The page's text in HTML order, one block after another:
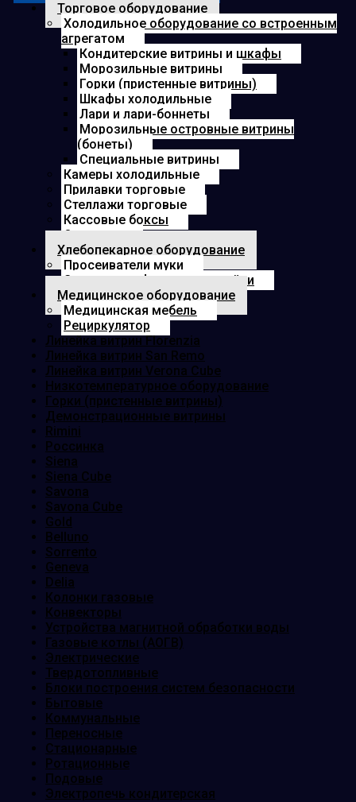
Торговое оборудование
Холодильное оборудование со встроенным
агрегатом
Кондитерские витрины и шкафы
Морозильные витрины
Горки (пристенные витрины)
Шкафы холодильные
Лари и лари-боннеты
Морозильные островные витрины
(бонеты)
Специальные витрины
Камеры холодильные
Прилавки торговые
Стеллажи торговые
Кассовые боксы
Озонатор
Хлебопекарное оборудование
Просеиватели муки
Электрошкафы для расстойки
Медицинское оборудование
Медицинская мебель
Рециркулятор
Линейка витрин Florenzia
Линейка витрин San Remo
Линейка витрин Verona Cube
Низкотемпературное оборудование
Горки (пристенные витрины)
Демонстрационные витрины
Rimini
Россинка
Siena
Siena Cube
Savona
Savona Cube
Gold
Belluno
Sorrento
Geneva
Delia
Колонки газовые
Конвекторы
Устройства магнитной обработки воды
Газовые котлы (АОГВ)
Электрические
Твердотопливные
Блоки построения систем безопасности
Бытовые
Коммунальные
Переносные
Стационарные
Ротационные
Подовые
Электропечь кондитерская